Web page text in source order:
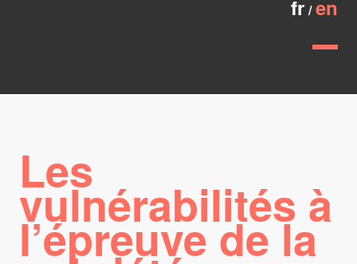
fr en
Les
vulnérabilités à
l’épreuve de la